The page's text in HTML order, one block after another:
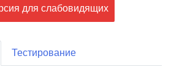
для слабовидящих
Тестирование